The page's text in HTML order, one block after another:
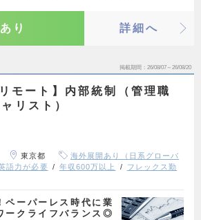
り 詳細へ
掲載期間 26/08/07～26/08/20
モート】内部統制（管理職
リスト）
東京都
海外展開あり（日系グローバ
語力が必要 年収600万以上
フレックス勤
ペーパーレス時代に業
ークライフバランス◎